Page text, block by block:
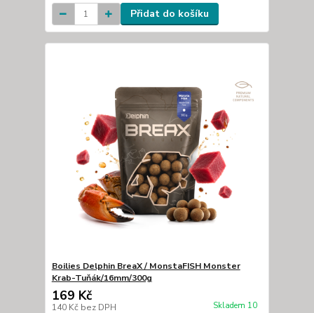
Přidat do košíku
Boilies Delphin BreaX / MonstaFISH Monster
Krab-Tuňák/16mm/300g
169 Kč
140 Kč bez DPH Skladem 10